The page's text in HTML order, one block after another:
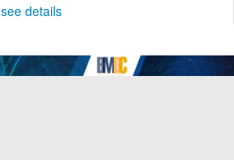
see details